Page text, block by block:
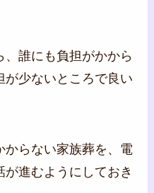
誰にも負担がかから
が少ないところで良い
からない家族葬を、電
進むようにしておき